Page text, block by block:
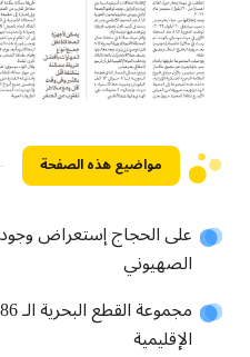
مواضيع هذه الصفحة
على الحجاج إستعراض
الصهيوني
الإقليمية